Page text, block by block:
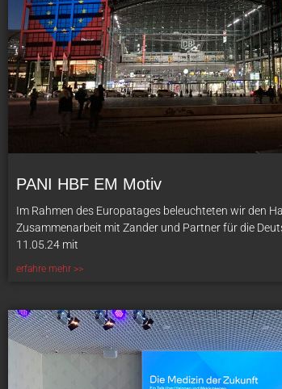
PANI HBF EM Motiv
Im Rahmen des Europatages beleuchteten wir den
Zusammenarbeit mit Zander und Partner für die
11.05.24 mit
erfahre mehr >>